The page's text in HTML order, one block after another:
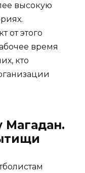
высокую
от этого
время
кто
Магадан.